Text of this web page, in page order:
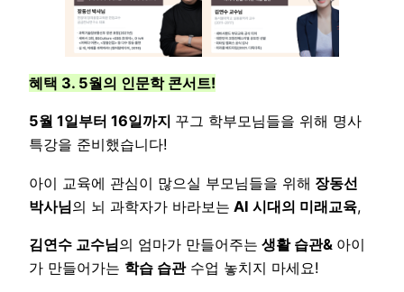
혜택 3. 5월의 인문학 콘서트!
5월 1일부터 16일까지 꾸그 학부모님들을 위해 명사
특강을 준비했습니다!
아이 교육에 관심이 많으실 부모님들을 위해 장동선
박사님의 뇌 과학자가 바라보는 AI 시대의 미래교육,
김연수 교수님의 엄마가 만들어주는 생활 습관& 아이
가 만들어가는 학습 습관수업 놓치지 마세요!